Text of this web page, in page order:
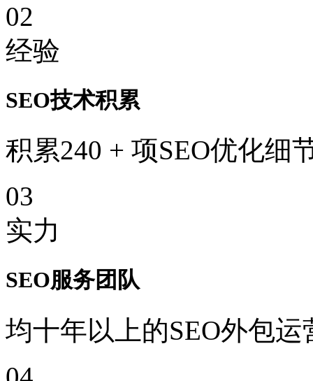
02
经验
SEO技术积累
积累240 + 项SEO优化细
03
实力
SEO服务团队
均十年以上的SEO外包运